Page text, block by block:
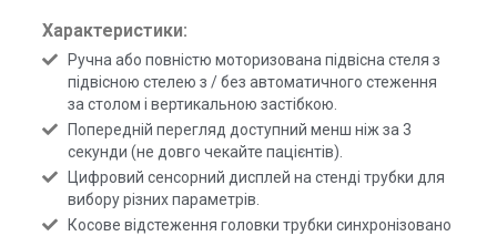
Характеристики:
Ручна або повністю моторизована підвісна стеля з
підвісною стелею з / без автоматичного стеження
за столом і вертикальною застібкою.
Попередній перегляд доступний менш ніж за 3
секунди (не довго чекайте пацієнтів).
Цифровий сенсорний дисплей на стенді трубки для
вибору різних параметрів.
Косове відстеження головки трубки синхронізовано